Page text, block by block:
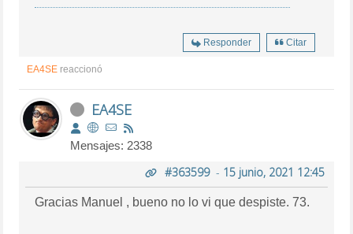
Responder Citar
EA4SE reaccionó
EA4SE
Mensajes: 2338
#363599- 15 junio, 2021 12:45
Gracias Manuel , bueno no lo vi que despiste. 73.